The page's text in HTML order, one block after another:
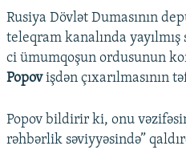
Rusiya Dövlət Dumasının
teleqram kanalında
ci ümumqoşun ordusunun
Popovişdən çıxarılmasının
Popov bildirir ki, onu
rəhbərlik səviyyəsində”